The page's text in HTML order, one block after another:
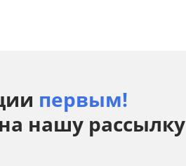
первым!
нашу рассылку